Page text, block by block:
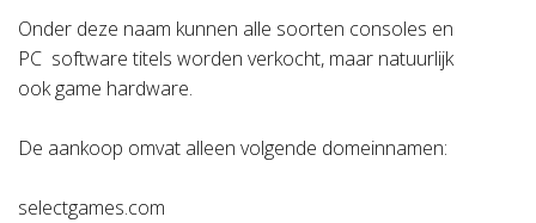
Onder deze naam kunnen alle soorten consoles en
PC software titels worden verkocht, maar natuurlijk
ook game hardware.
De aankoop omvat alleen volgende domeinnamen:
selectgames.com